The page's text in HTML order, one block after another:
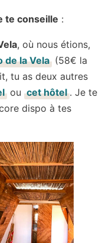
te conseille :
, où nous étions,
de la Vela (58€ la
tu as deux autres
ou cet hôtel . Je te
dispo à tes